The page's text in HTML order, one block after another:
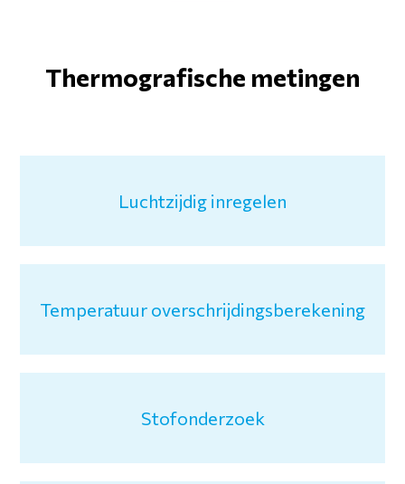
Thermografische metingen
Luchtzijdig inregelen
Temperatuur overschrijdingsberekening
Stofonderzoek